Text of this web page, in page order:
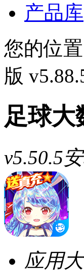
产品库
您的位置
版
足球大
v5.50.5
应用